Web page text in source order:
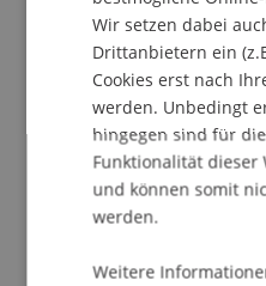
School/Professur:
Kommunikation und
Wir setzen dabei
Drittanbietern ein
Cookies erst nach
werden. Unbedingt
hingegen sind für
Funktionalität
und können somit
werden.
Weitere